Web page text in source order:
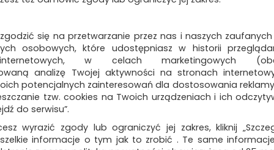
trzonkiem,
szczotka z trzonkiem; seria
to innowacyjne rozwiązania,
pomagają utrzymać każde ...
Dostępność: TEL.
się na przetwarzanie przez nas i naszych
osobowych, które udostępniasz w historii
w celach marketingowych
analizę Twojej aktywności na stronach
potencjalnych zainteresowań dla dostosowania
tzw. cookies na Twoich urządzeniach i ich
do serwisu”.
wyrazić zgody lub ograniczyć jej zakres, kliknij
informacje o tym jak to zrobić . Te same